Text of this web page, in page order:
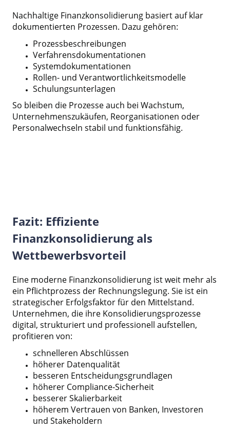
Nachhaltige Finanzkonsolidierung basiert auf klar
dokumentierten Prozessen. Dazu gehören:
Prozessbeschreibungen
Verfahrensdokumentationen
Systemdokumentationen
Rollen- und Verantwortlichkeitsmodelle
Schulungsunterlagen
So bleiben die Prozesse auch bei Wachstum,
Unternehmenszukäufen, Reorganisationen oder
Personalwechseln stabil und funktionsfähig.
Fazit: Effiziente
Finanzkonsolidierung als
Wettbewerbsvorteil
Eine moderne Finanzkonsolidierung ist weit mehr als
ein Pflichtprozess der Rechnungslegung. Sie ist ein
strategischer Erfolgsfaktor für den Mittelstand.
Unternehmen, die ihre Konsolidierungsprozesse
digital, strukturiert und professionell aufstellen,
profitieren von:
schnelleren Abschlüssen
höherer Datenqualität
besseren Entscheidungsgrundlagen
höherer Compliance-Sicherheit
besserer Skalierbarkeit
höherem Vertrauen von Banken, Investoren
und Stakeholdern